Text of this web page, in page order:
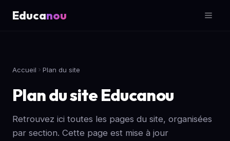
Educanou
Accueil Plan du site
Plan du site Educanou
Retrouvez ici toutes les pages du site, organisées
par section. Cette page est mise à jour